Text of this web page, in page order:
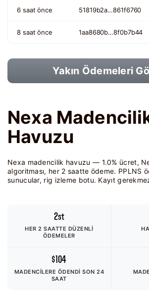
6 saat önce 51819b2a…861f6760
8 saat önce 1aa8680b…8f0b7b44
Yakın Ödemeleri
Nexa
Havuzu
Nexa madencilik havuzu — 1.0% ücret,
algoritması, her 2 saatte ödeme. PPLNS
sunucular, rig izleme botu. Kayıt
2st
HER 2 SAATTE DÜZENLI
ÖDEMELER
$104
MADENCILERE ÖDENDI SON 24
SAAT